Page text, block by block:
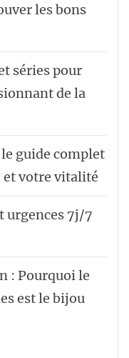
les bons
séries pour
de la
guide complet
et votre vitalité
urgences 7j/7
: Pourquoi le
est le bijou